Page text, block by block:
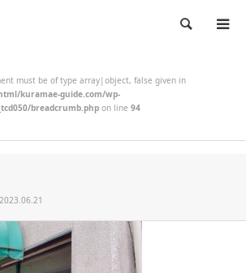
検索
must be of type array|object, false given in
kuramae-guide.com/wp-
breadcrumb.php on line 94